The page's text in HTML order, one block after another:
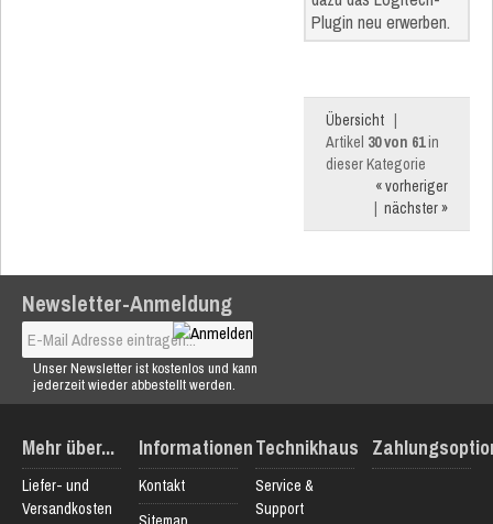
Plugin neu erwerben.
Übersicht |
Artikel 30 von 61in
dieser Kategorie
« vorheriger
| nächster »
Newsletter-Anmeldung
Unser Newsletter ist kostenlos und kann
jederzeit wieder abbestellt werden.
Mehr über...
Liefer- und
Versandkosten
Informationen
Kontakt
Technikhaus
Service &
Support